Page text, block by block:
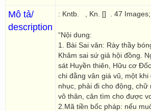
Mô tả/
description
: Kntb. , Kn. [] . 47
“Nội dung:
1. Bài Sai văn: Rày thầy
Khâm sai sứ giả hội đồng.
sát Huyền thiên, Hữu cơ
chi đằng vân giá vũ, một
nhục, phải đi cho động,
vô thân, căn tìm cho được
2.Mã tiền bốc pháp: nếu